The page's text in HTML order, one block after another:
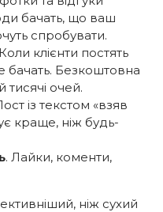
бачать, що ваш
спробувати.
клієнти постять
бачать. Безкоштовна
тисячі очей.
із текстом «взяв
краще, ніж будь-
. Лайки, коменти,
ніж сухий